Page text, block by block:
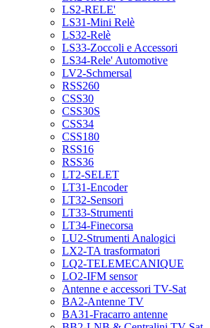
LS2-RELE'
LS31-Mini Relè
LS32-Relè
LS33-Zoccoli e Accessori
LS34-Rele' Automotive
LV2-Schmersal
RSS260
CSS30
CSS30S
CSS34
CSS180
RSS16
RSS36
LT2-SELET
LT31-Encoder
LT32-Sensori
LT33-Strumenti
LT34-Finecorsa
LU2-Strumenti Analogici
LX2-TA trasformatori
LQ2-TELEMECANIQUE
LO2-IFM sensor
Antenne e accessori TV-Sat
BA2-Antenne TV
BA31-Fracarro antenne